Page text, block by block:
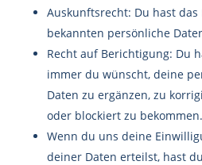
Auskunftsrecht: Du hast das
bekannten persönliche
Recht auf Berichtigung: Du
immer du wünscht, deine
Daten zu ergänzen, zu
oder blockiert zu bekommen.
Wenn du uns deine
deiner Daten erteilst, hast